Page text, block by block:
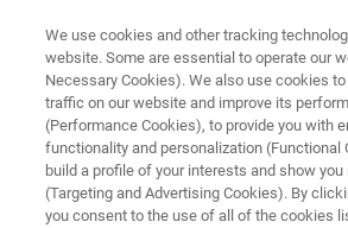
バイオAFM（ライフサイエンス用原子間力顕微鏡）
ハイエンド高速バイ
JPK Nano Racer
We use cookies and other tracking
website. Some are essential to operate our
Necessary Cookies). We also use cookies
traffic on our website and improve its
(Performance Cookies), to provide you with
functionality and personalization (Functional
build a profile of your interests and show you
(Targeting and Advertising Cookies). By
you consent to the use of all of the cookies